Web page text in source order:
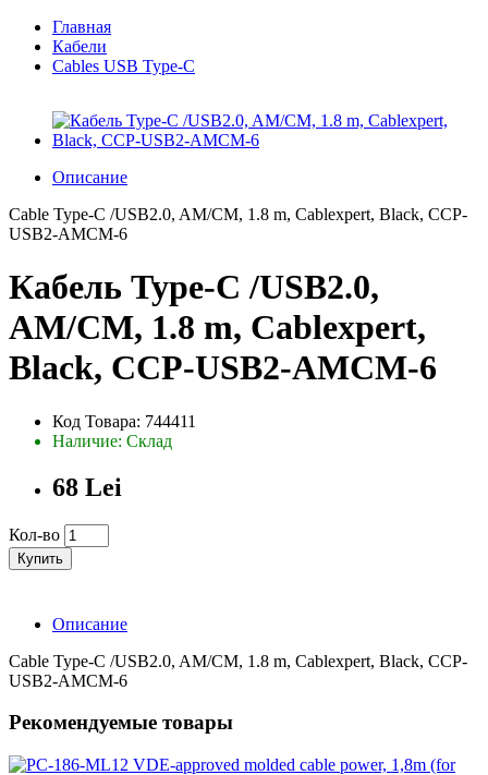
Главная
Кабели
Cables USB Type-C
Описание
Cable Type-C /USB2.0, AM/CM, 1.8 m, Cablexpert, Black, CCP-
USB2-AMCM-6
Кабель Type-C /USB2.0,
AM/CM, 1.8 m, Cablexpert,
Black, CCP-USB2-AMCM-6
Код Товара: 744411
Наличие: Склад
68 Lei
Кол-во
Купить
Описание
Cable Type-C /USB2.0, AM/CM, 1.8 m, Cablexpert, Black, CCP-
USB2-AMCM-6
Рекомендуемые товары